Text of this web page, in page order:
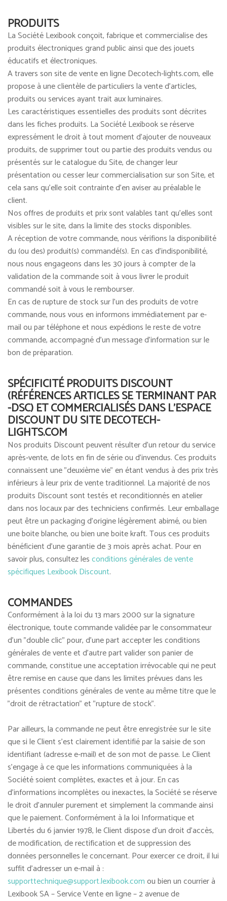
PRODUITS
La Société Lexibook conçoit, fabrique et commercialise des
produits électroniques grand public ainsi que des jouets
éducatifs et électroniques.
A travers son site de vente en ligne Decotech-lights.com, elle
propose à une clientèle de particuliers la vente d’articles,
produits ou services ayant trait aux luminaires.
Les caractéristiques essentielles des produits sont décrites
dans les fiches produits. La Société Lexibook se réserve
expressément le droit à tout moment d'ajouter de nouveaux
produits, de supprimer tout ou partie des produits vendus ou
présentés sur le catalogue du Site, de changer leur
présentation ou cesser leur commercialisation sur son Site, et
cela sans qu'elle soit contrainte d'en aviser au préalable le
client.
Nos offres de produits et prix sont valables tant qu’elles sont
visibles sur le site, dans la limite des stocks disponibles.
A réception de votre commande, nous vérifions la disponibilité
du (ou des) produit(s) commandé(s). En cas d'indisponibilité,
nous nous engageons dans les 30 jours à compter de la
validation de la commande soit à vous livrer le produit
commandé soit à vous le rembourser.
En cas de rupture de stock sur l’un des produits de votre
commande, nous vous en informons immédiatement par e-
mail ou par téléphone et nous expédions le reste de votre
commande, accompagné d'un message d'information sur le
bon de préparation.
SPÉCIFICITÉ PRODUITS DISCOUNT
(RÉFÉRENCES ARTICLES SE TERMINANT PAR
-DSC) ET COMMERCIALISÉS DANS L'ESPACE
DISCOUNT DU SITE DECOTECH-
LIGHTS.COM
Nos produits Discount peuvent résulter d’un retour du service
après‐vente, de lots en fin de série ou d’invendus. Ces produits
connaissent une "deuxième vie" en étant vendus à des prix très
inférieurs à leur prix de vente traditionnel. La majorité de nos
produits Discount sont testés et reconditionnés en atelier
dans nos locaux par des techniciens confirmés. Leur emballage
peut être un packaging d'origine légèrement abimé, ou bien
une boite blanche, ou bien une boite kraft. Tous ces produits
bénéficient d'une garantie de 3 mois après achat. Pour en
savoir plus, consultez lesconditions générales de vente
spécifiques Lexibook Discount.
COMMANDES
Conformément à la loi du 13 mars 2000 sur la signature
électronique, toute commande validée par le consommateur
d'un "double clic" pour, d'une part accepter les conditions
générales de vente et d'autre part valider son panier de
commande, constitue une acceptation irrévocable qui ne peut
être remise en cause que dans les limites prévues dans les
présentes conditions générales de vente au même titre que le
"droit de rétractation" et "rupture de stock".
Par ailleurs, la commande ne peut être enregistrée sur le site
que si le Client s'est clairement identifié par la saisie de son
identifiant (adresse e-mail) et de son mot de passe. Le Client
s'engage à ce que les informations communiquées à la
Société soient complètes, exactes et à jour. En cas
d'informations incomplètes ou inexactes, la Société se réserve
le droit d'annuler purement et simplement la commande ainsi
que le paiement. Conformément à la loi Informatique et
Libertés du 6 janvier 1978, le Client dispose d'un droit d'accès,
de modification, de rectification et de suppression des
données personnelles le concernant. Pour exercer ce droit, il lui
suffit d'adresser un e-mail à :
supporttechnique@support.lexibook.comou bien un courrier à
Lexibook SA – Service Vente en ligne – 2 avenue de